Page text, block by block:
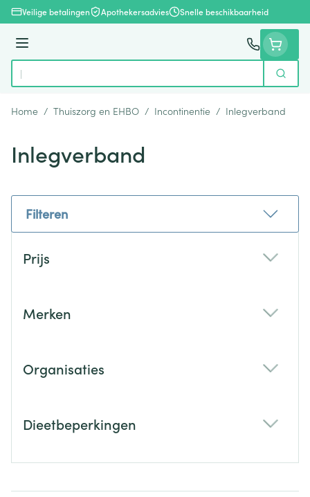
Ga naar de inhoud
Veilige betalingen Apothekersadvies Snelle beschikbaarheid
Menu
Product, merk, categorie...
Zoek
Home / Thuiszorg en EHBO / Incontinentie / Inlegverband
Inlegverband
Filteren
Prijs
Merken
Organisaties
Dieetbeperkingen